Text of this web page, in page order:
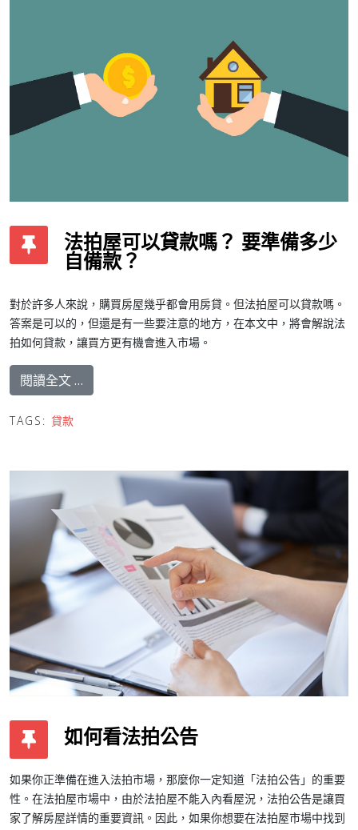
法拍屋可以貸款嗎？ 要準備多少
自備款？
對於許多人來說，購買房屋幾乎都會用房貸。但法拍屋可以貸款嗎。
答案是可以的，但還是有一些要注意的地方，在本文中，將會解說法
拍如何貸款，讓買方更有機會進入市場。
閱讀全文 …
TAGS: 貸款
如何看法拍公告
如果你正準備在進入法拍市場，那麼你一定知道「法拍公告」的重要
性。在法拍屋市場中，由於法拍屋不能入內看屋況，法拍公告是讓買
家了解房屋詳情的重要資訊。因此，如果你想要在法拍屋市場中找到